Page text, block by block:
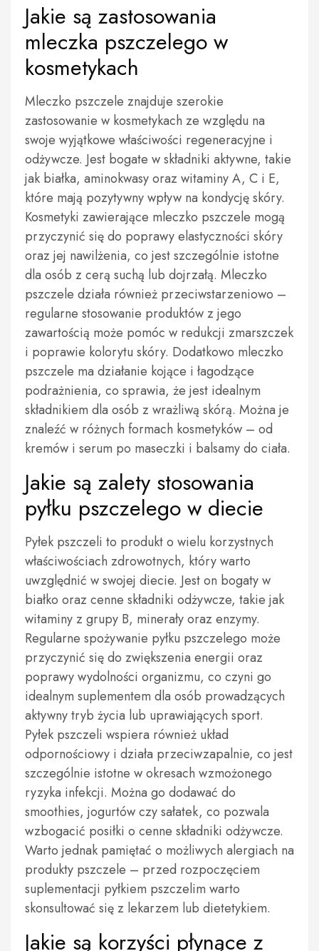
Jakie są zastosowania
mleczka pszczelego w
kosmetykach
Mleczko pszczele znajduje szerokie
zastosowanie w kosmetykach ze względu na
swoje wyjątkowe właściwości regeneracyjne i
odżywcze. Jest bogate w składniki aktywne, takie
jak białka, aminokwasy oraz witaminy A, C i E,
które mają pozytywny wpływ na kondycję skóry.
Kosmetyki zawierające mleczko pszczele mogą
przyczynić się do poprawy elastyczności skóry
oraz jej nawilżenia, co jest szczególnie istotne
dla osób z cerą suchą lub dojrzałą. Mleczko
pszczele działa również przeciwstarzeniowo –
regularne stosowanie produktów z jego
zawartością może pomóc w redukcji zmarszczek
i poprawie kolorytu skóry. Dodatkowo mleczko
pszczele ma działanie kojące i łagodzące
podrażnienia, co sprawia, że jest idealnym
składnikiem dla osób z wrażliwą skórą. Można je
znaleźć w różnych formach kosmetyków – od
kremów i serum po maseczki i balsamy do ciała.
Jakie są zalety stosowania
pyłku pszczelego w diecie
Pyłek pszczeli to produkt o wielu korzystnych
właściwościach zdrowotnych, który warto
uwzględnić w swojej diecie. Jest on bogaty w
białko oraz cenne składniki odżywcze, takie jak
witaminy z grupy B, minerały oraz enzymy.
Regularne spożywanie pyłku pszczelego może
przyczynić się do zwiększenia energii oraz
poprawy wydolności organizmu, co czyni go
idealnym suplementem dla osób prowadzących
aktywny tryb życia lub uprawiających sport.
Pyłek pszczeli wspiera również układ
odpornościowy i działa przeciwzapalnie, co jest
szczególnie istotne w okresach wzmożonego
ryzyka infekcji. Można go dodawać do
smoothies, jogurtów czy sałatek, co pozwala
wzbogacić posiłki o cenne składniki odżywcze.
Warto jednak pamiętać o możliwych alergiach na
produkty pszczele – przed rozpoczęciem
suplementacji pyłkiem pszczelim warto
skonsultować się z lekarzem lub dietetykiem.
Jakie są korzyści płynące z